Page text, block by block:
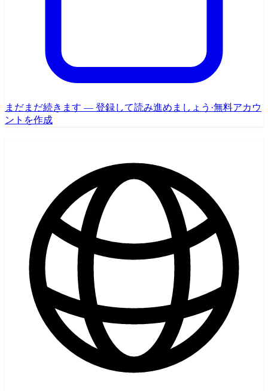
まだまだ続きます — 登録して読み進めましょう ·無料アカウ
ントを作成